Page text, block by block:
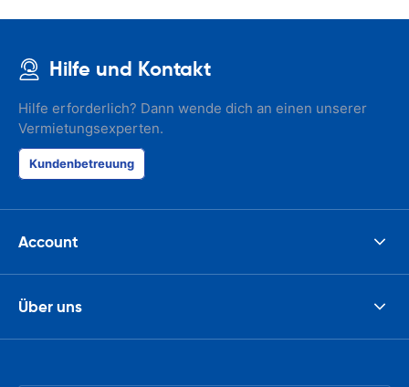
Hilfe und Kontakt
Hilfe erforderlich? Dann wende dich an einen unserer
Vermietungsexperten.
Kundenbetreuung
Account
Über uns